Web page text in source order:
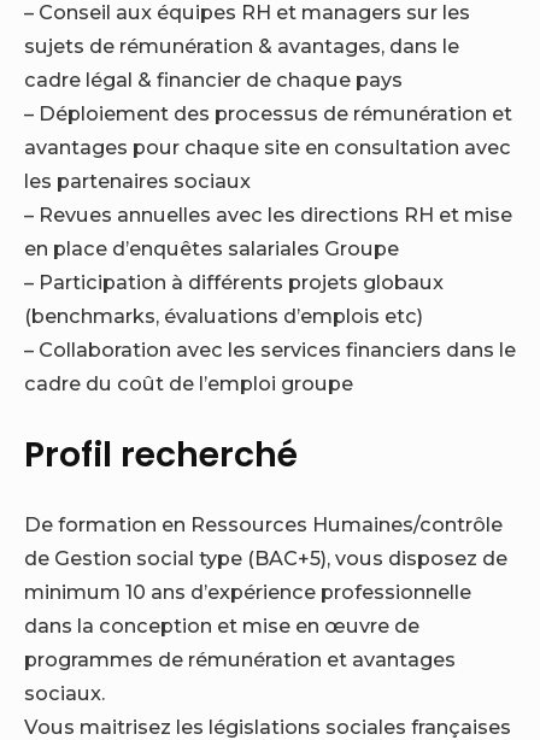
– Conseil aux équipes RH et managers sur les
sujets de rémunération & avantages, dans le
cadre légal & financier de chaque pays
– Déploiement des processus de rémunération et
avantages pour chaque site en consultation avec
les partenaires sociaux
– Revues annuelles avec les directions RH et mise
en place d’enquêtes salariales Groupe
– Participation à différents projets globaux
(benchmarks, évaluations d’emplois etc)
– Collaboration avec les services financiers dans le
cadre du coût de l’emploi groupe
Profil recherché
De formation en Ressources Humaines/contrôle
de Gestion social type (BAC+5), vous disposez de
minimum 10 ans d’expérience professionnelle
dans la conception et mise en œuvre de
programmes de rémunération et avantages
sociaux.
Vous maitrisez les législations sociales françaises